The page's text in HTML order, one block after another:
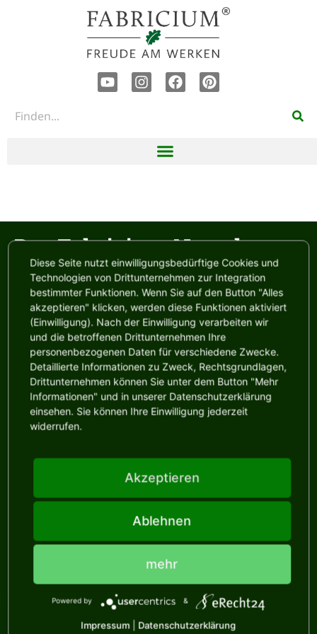
Der Fabricium Newsletter
Es erwartet Dich:
Hier abonnieren!
… rund um’s Heimwerken Selbermachen, Werken,
Diese Seite nutzt einwilligungsbedürftige Cookies und
Technologien von Drittunternehmen zur Integration
bestimmter Funktionen. Wenn Sie auf den Button "Alles
akzeptieren" klicken, werden diese Funktionen aktiviert
(Einwilligung). Nach der Einwilligung verarbeiten wir
und die betroffenen Drittunternehmen Ihre
personenbezogenen Daten für verschiedene Zwecke.
Detaillierte Informationen zu Zweck, Rechtsgrundlagen,
Drittunternehmen können Sie unter dem Button "Mehr
Informationen" und in unserer Datenschutzerklärung
einsehen. Sie können Ihre Einwilligung jederzeit
widerrufen.
Akzeptieren
Ablehnen
mehr
Powered by &
Impressum Datenschutzerklärung